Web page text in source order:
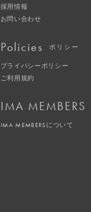
採用情報
お問い合わせ
Policies ポリシー
プライバシーポリシー
ご利用規約
IMA MEMBERS
IMA MEMBERSについて